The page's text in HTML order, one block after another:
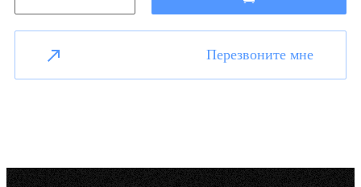
Перезвоните мне